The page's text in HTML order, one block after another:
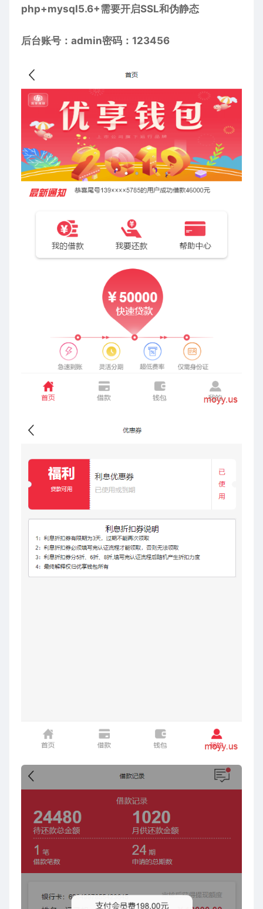
php+mysql5.6+需要开启SSL和伪静态
后台账号：admin密码：123456